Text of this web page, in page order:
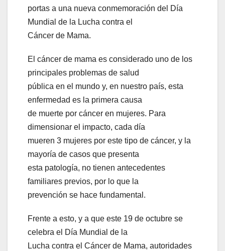
portas a una nueva conmemoración del Día
Mundial de la Lucha contra el
Cáncer de Mama.
El cáncer de mama es considerado uno de los
principales problemas de salud
pública en el mundo y, en nuestro país, esta
enfermedad es la primera causa
de muerte por cáncer en mujeres. Para
dimensionar el impacto, cada día
mueren 3 mujeres por este tipo de cáncer, y la
mayoría de casos que presenta
esta patología, no tienen antecedentes
familiares previos, por lo que la
prevención se hace fundamental.
Frente a esto, y a que este 19 de octubre se
celebra el Día Mundial de la
Lucha contra el Cáncer de Mama, autoridades